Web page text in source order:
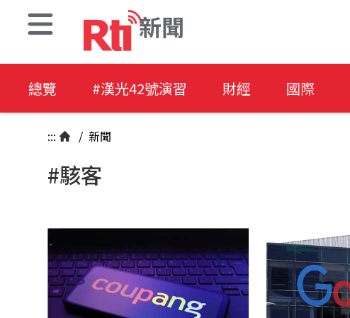
新聞
總覽 #漢光42號演習 財經 國際
::: / 新聞
#駭客